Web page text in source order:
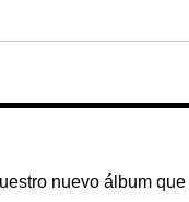
nuevo álbum que